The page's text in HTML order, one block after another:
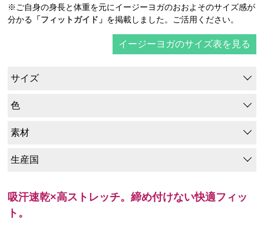
※ご自身の身長と体重を元にイージーヨガのおおよそのサイズ感が
分かる 「フィットガイド」 を掲載しました。ご活用ください。
イージーヨガのサイズ表を見る
サイズ
色
素材
生産国
吸汗速乾×高ストレッチ。締め付けない快適フィッ
ト。